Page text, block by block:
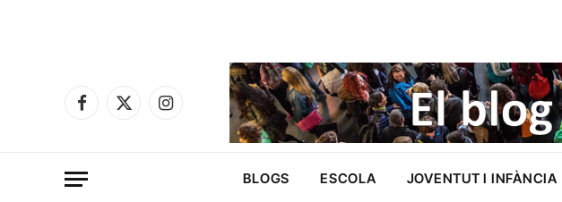
Facebook
X
Instagram
BLOGS ESCOLA JOVENTUT I INFÀNCIA